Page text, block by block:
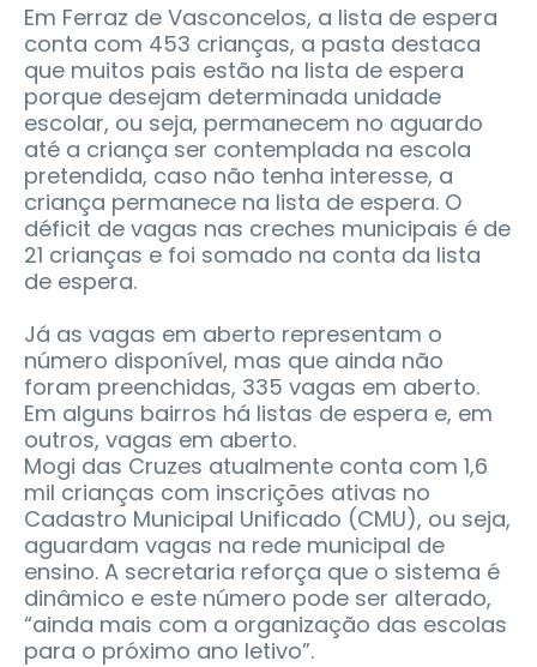
Em Ferraz de Vasconcelos, a lista de espera
conta com 453 crianças, a pasta destaca
que muitos pais estão na lista de espera
porque desejam determinada unidade
escolar, ou seja, permanecem no aguardo
até a criança ser contemplada na escola
pretendida, caso não tenha interesse, a
criança permanece na lista de espera. O
déficit de vagas nas creches municipais é de
21 crianças e foi somado na conta da lista
de espera.
Já as vagas em aberto representam o
número disponível, mas que ainda não
foram preenchidas, 335 vagas em aberto.
Em alguns bairros há listas de espera e, em
outros, vagas em aberto.
Mogi das Cruzes atualmente conta com 1,6
mil crianças com inscrições ativas no
Cadastro Municipal Unificado (CMU), ou seja,
aguardam vagas na rede municipal de
ensino. A secretaria reforça que o sistema é
dinâmico e este número pode ser alterado,
“ainda mais com a organização das escolas
para o próximo ano letivo”.